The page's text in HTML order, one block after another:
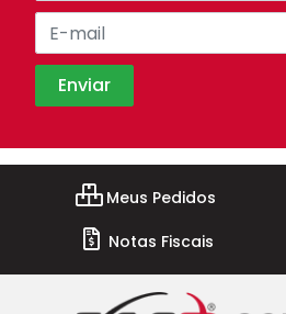
Meus Pedidos
Notas Fiscais